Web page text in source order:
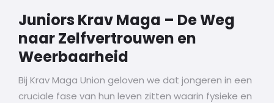
Juniors Krav Maga – De Weg
naar Zelfvertrouwen en
Weerbaarheid
Bij Krav Maga Union geloven we dat jongeren in een
cruciale fase van hun leven zitten waarin fysieke en